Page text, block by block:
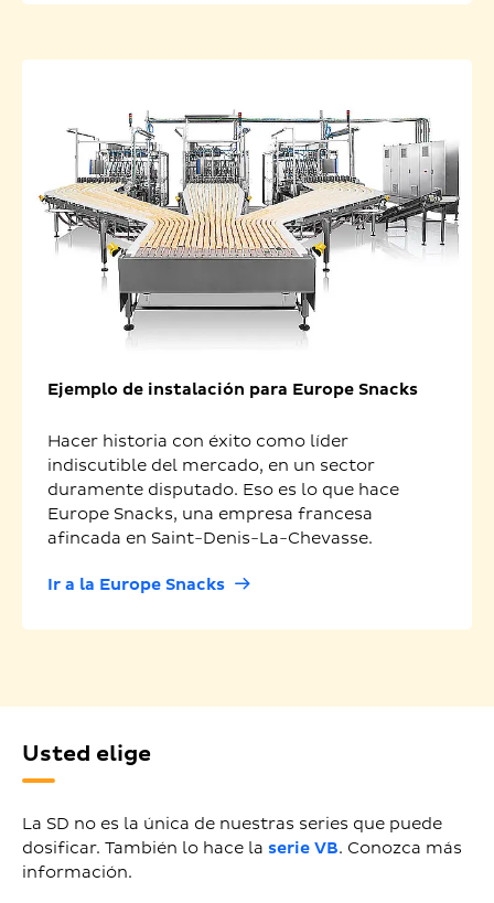
Ejemplo de instalación para Europe Snacks
Hacer historia con éxito como líder
indiscutible del mercado, en un sector
duramente disputado. Eso es lo que hace
Europe Snacks, una empresa francesa
afincada en Saint-Denis-La-Chevasse.
Ir a la Europe Snacks
Usted elige
La SD no es la única de nuestras series que puede
dosificar. También lo hace la serie VB. Conozca más
información.